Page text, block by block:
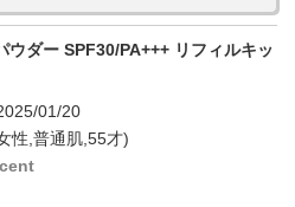
ダー SPF30/PA+++ リフィルキッ
01/20
性,普通肌,55才)